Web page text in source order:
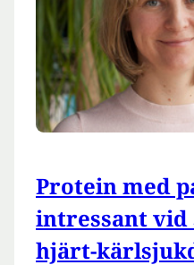
Protein med
intressant vid
hjärt-